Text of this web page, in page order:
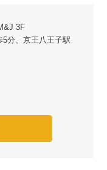
3F
分、京王八王子駅